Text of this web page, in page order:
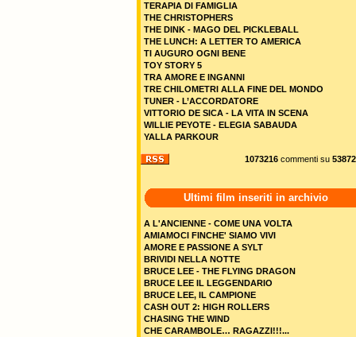
TERAPIA DI FAMIGLIA
THE CHRISTOPHERS
THE DINK - MAGO DEL PICKLEBALL
THE LUNCH: A LETTER TO AMERICA
TI AUGURO OGNI BENE
TOY STORY 5
TRA AMORE E INGANNI
TRE CHILOMETRI ALLA FINE DEL MONDO
TUNER - L’ACCORDATORE
VITTORIO DE SICA - LA VITA IN SCENA
WILLIE PEYOTE - ELEGIA SABAUDA
YALLA PARKOUR
1073216 commenti su 53872
Ultimi film inseriti in archivio
A L'ANCIENNE - COME UNA VOLTA
AMIAMOCI FINCHE' SIAMO VIVI
AMORE E PASSIONE A SYLT
BRIVIDI NELLA NOTTE
BRUCE LEE - THE FLYING DRAGON
BRUCE LEE IL LEGGENDARIO
BRUCE LEE, IL CAMPIONE
CASH OUT 2: HIGH ROLLERS
CHASING THE WIND
CHE CARAMBOLE… RAGAZZI!!!...